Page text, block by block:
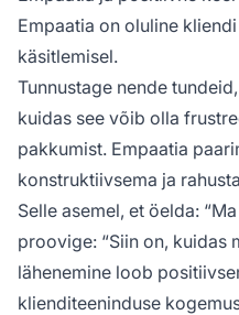
Empaatia on oluline
käsitlemisel.
Tunnustage nende
kuidas see võib olla
pakkumist. Empaatia
konstruktiivsema ja
Selle asemel, et öelda:
proovige: “Siin on, kuidas
lähenemine loob
klienditeeninduse